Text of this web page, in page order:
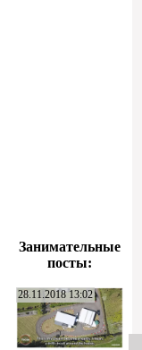
Занимательные
посты:
28.11.2018 13:02